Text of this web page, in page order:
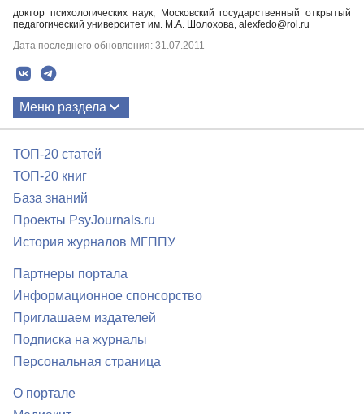
доктор психологических наук, Московский государственный открытый
педагогический университет им. М.А. Шолохова, alexfedo@rol.ru
Дата последнего обновления: 31.07.2011
Меню раздела
ТОП-20 статей
ТОП-20 книг
База знаний
Проекты PsyJournals.ru
История журналов МГППУ
Партнеры портала
Информационное спонсорство
Приглашаем издателей
Подписка на журналы
Персональная страница
О портале